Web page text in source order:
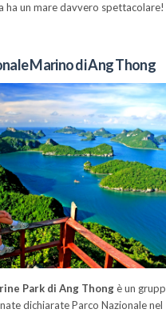
ha un mare davvero spettacolare!
Marino di Ang Thong
Park di Ang Thongè un
dichiarate Parco Nazionale nel